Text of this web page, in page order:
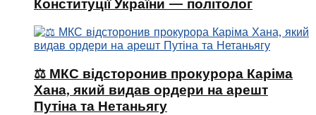
Конституції України — політолог
⚖️ МКС відсторонив прокурора Каріма
Хана, який видав ордери на арешт
Путіна та Нетаньягу